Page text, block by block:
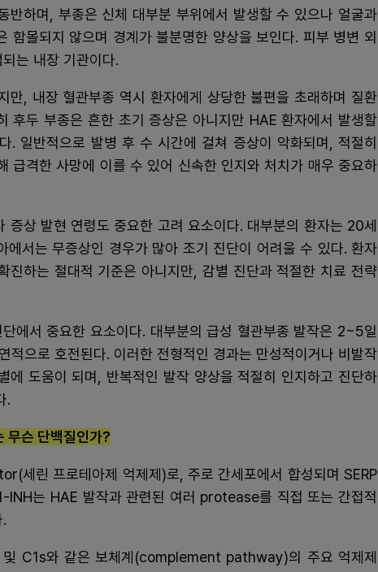
반하며, 부종은 신체 대부분 부위에서 발생할 수 있으나 얼굴과
함몰되지 않으며 경계가 불분명한 양상을 보인다. 피부 병변 외
는 내장 기관이다.
만, 내장 혈관부종 역시 환자에게 상당한 불편을 초래하며 질환
후두 부종은 흔한 초기 증상은 아니지만 HAE 환자에서 발생할
. 일반적으로 발병 후 수 시간에 걸쳐 증상이 악화되며, 적절히
급격한 사망에 이를 수 있어 신속한 인지와 처치가 매우 중요하
증상 발현 연령도 중요한 고려 요소이다. 대부분의 환자는 20세
에서는 무증상인 경우가 많아 조기 진단이 어려울 수 있다. 환자
진하는 절대적 기준은 아니지만, 감별 진단과 적절한 치료 전략
에서 중요한 요소이다. 대부분의 급성 혈관부종 발작은 2~5일
적으로 호전된다. 이러한 전형적인 경과는 만성적이거나 비발작
에 도움이 되며, 반복적인 발작 양상을 적절히 인지하고 진단하
.
슨 단백질인가?
린 프로테아제 억제제)로, 주로 간세포에서 합성되며 SERP
INH는 HAE 발작과 관련된 여러 protease를 직접 또는 간접적
C1s와 같은 보체계(complement pathway)의 주요 억제제